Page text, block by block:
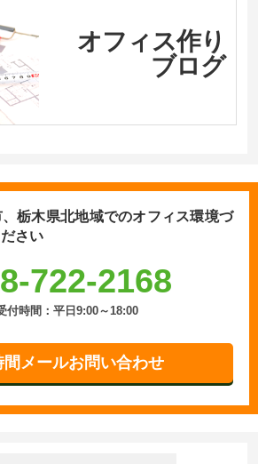
オフィス作り
ブログ
栃木県北地域でのオフィス環境づ
さい
722-2168
付時間：平日9:00～18:00
間メールお問い合わせ